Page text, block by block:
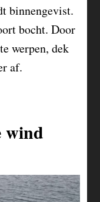
binnengevist.
bocht. Door
werpen, dek
af.
wind